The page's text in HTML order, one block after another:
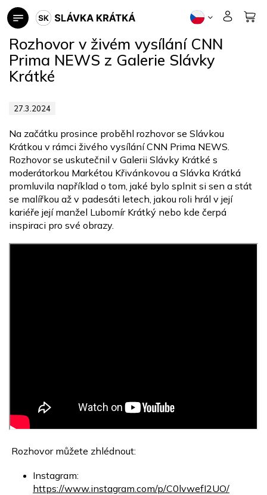
Přejít
na
Rozhovor v živém vysílání CNN
Prima NEWS z Galerie Slávky
Krátké
27.3.2024
Na začátku prosince proběhl rozhovor se Slávkou
Krátkou v rámci živého vysílání CNN Prima NEWS.
Rozhovor se uskutečnil v Galerii Slávky Krátké s
moderátorkou Markétou Křivánkovou a Slávka Krátká
promluvila například o tom, jaké bylo splnit si sen a stát
se malířkou až v padesáti letech, jakou roli hrál v její
kariéře její manžel Lubomír Krátký nebo kde čerpá
inspiraci pro své obrazy.
Rozhovor můžete zhlédnout:
Instagram:
https://www.instagram.com/p/C0lvwefI2UO/